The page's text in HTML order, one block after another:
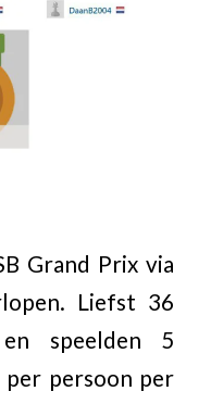
Grand Prix via
Liefst 36
speelden 5
persoon per